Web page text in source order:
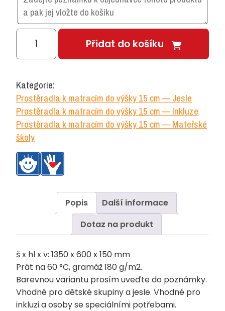
Jersey
prostěradlo
matraci
135x60
cm,
guma
po
obvodu
množství
Přidat do košíku
Kategorie:
Prostěradla k matracím do výšky 15 cm — Jesle
Prostěradla k matracím do výšky 15 cm — Inkluze
Prostěradla k matracím do výšky 15 cm — Mateřské
školy
Popis
Další informace
Dotaz na produkt
š x hl x v: 1350 x 600 x 150 mm
Prát na 60 °C, gramáž 180 g/m2.
Barevnou variantu prosím uveďte do poznámky.
Vhodné pro dětské skupiny a jesle. Vhodné pro
inkluzi a osoby se speciálními potřebami.